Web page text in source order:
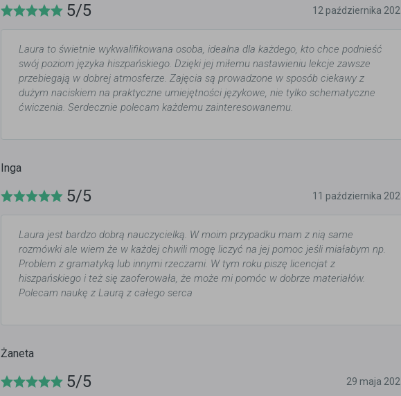
5/5 12 października
Laura to świetnie wykwalifikowana osoba, idealna dla każdego, kto chce podnieść
swój poziom języka hiszpańskiego. Dzięki jej miłemu nastawieniu lekcje zawsze
przebiegają w dobrej atmosferze. Zajęcia są prowadzone w sposób ciekawy z
dużym naciskiem na praktyczne umiejętności językowe, nie tylko schematyczne
ćwiczenia. Serdecznie polecam każdemu zainteresowanemu.
Inga
5/5 11 października
Laura jest bardzo dobrą nauczycielką. W moim przypadku mam z nią same
rozmówki ale wiem że w każdej chwili mogę liczyć na jej pomoc jeśli miałabym np.
Problem z gramatyką lub innymi rzeczami. W tym roku piszę licencjat z
hiszpańskiego i też się zaoferowała, że może mi pomóc w dobrze materiałów.
Polecam naukę z Laurą z całego serca
Żaneta
5/5 29 maja